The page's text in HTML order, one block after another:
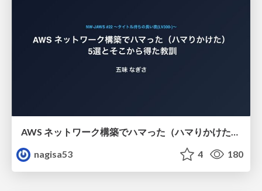
AWS ネットワーク構築でハマった（ハマりかけた） 5選とそこから得た教訓
nagisa53
4 180